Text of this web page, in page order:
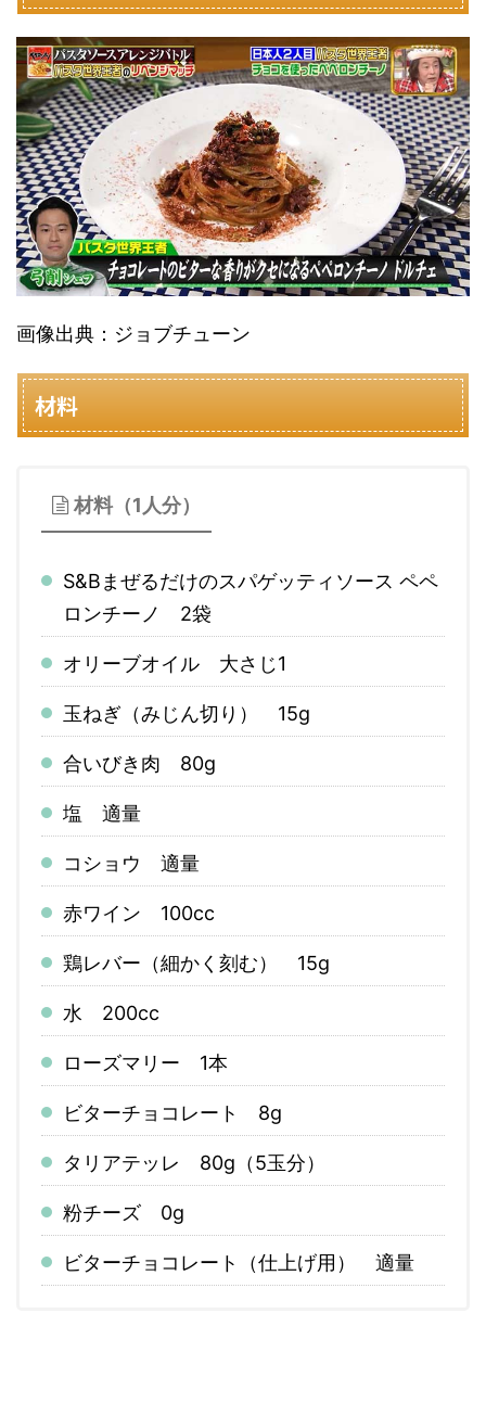
画像出典：ジョブチューン
材料
材料（1人分）
S&Bまぜるだけのスパゲッティソース ペペ
ロンチーノ 2袋
オリーブオイル 大さじ1
玉ねぎ（みじん切り） 15g
合いびき肉 80g
塩 適量
コショウ 適量
赤ワイン 100cc
鶏レバー（細かく刻む） 15g
水 200cc
ローズマリー 1本
ビターチョコレート 8g
タリアテッレ 80g（5玉分）
粉チーズ 0g
ビターチョコレート（仕上げ用） 適量